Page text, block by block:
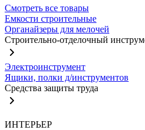
Смотреть все товары
Емкости строительные
Органайзеры для мелочей
Строительно-отделочный
Электроинструмент
Ящики, полки д/инструментов
Средства защиты труда
ИНТЕРЬЕР